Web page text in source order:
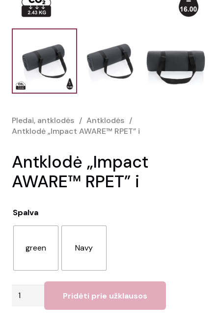
Pledai, antklodės / Antklodės /
Antklodė „Impact AWARE™ RPET” i
Antklodė „Impact
AWARE™ RPET” i
Spalva
green Navy
produkto
Pridėti prie užklausos